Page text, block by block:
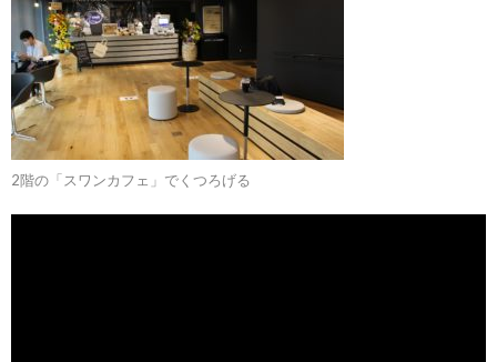
2階の「スワンカフェ」でくつろげる